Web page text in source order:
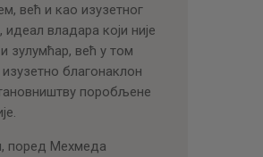
већ и као изузетног
идеал владара који није
зулумћар, већ у том
благонаклон
поробљене
поред Мехмеда